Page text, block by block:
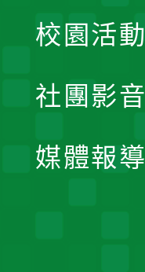
校園活動
社團影音
媒體報導